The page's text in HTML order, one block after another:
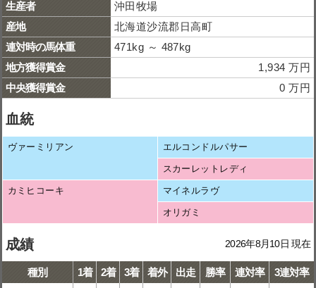
生産者
沖田牧場
産地
北海道沙流郡日高町
連対時の馬体重
471kg ～ 487kg
地方獲得賞金
1,934 万円
中央獲得賞金
0 万円
血統
ヴァーミリアン エルコンドルパサー
スカーレットレディ
カミヒコーキ マイネルラヴ
オリガミ
成績 2026年8月10日 現在
種別 1着 2着 3着 着外 出走 勝率 連対率
3連対率